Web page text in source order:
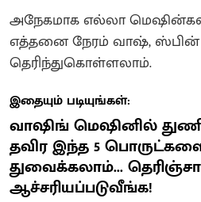
அநேகமாக எல்லா
எத்தனை நேரம் வாஷ்,
தெரிந்துகொள்ளலாம்.
இதையும் படியுங்கள்:
வாஷிங் மெஷினில்
தவிர இந்த 5
துவைக்கலாம்... தெரிஞ்சா
ஆச்சரியப்படுவீங்க!